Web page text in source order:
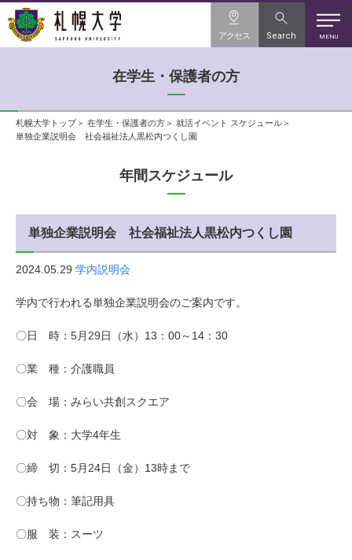
MENU
アクセス Search
在学生・保護者の方
札幌大学トップ 在学生・保護者の方
就活イベント スケジュール
単独企業説明会 社会福祉法人黒松内つくし園
年間スケジュール
単独企業説明会 社会福祉法人黒松内つくし園
2024.05.29 学内説明会
学内で行われる単独企業説明会のご案内です。
〇日 時：5月29日（水） 13 ： 00～ 14 ：30
〇業 種：介護職員
〇会 場：みらい共創スクエア
〇対 象：大学4年生
〇締 切：5月24日（金）13時まで
〇持ち物：筆記用具
〇服 装：スーツ